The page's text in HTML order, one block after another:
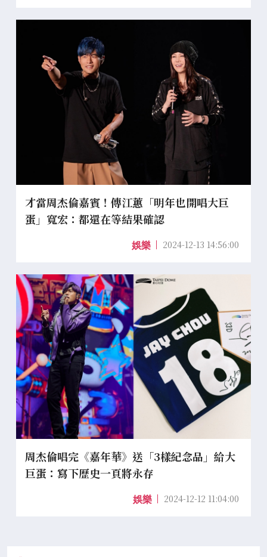
才當周杰倫嘉賓！傳江蕙「明年也開唱大巨
蛋」寬宏：都還在等結果確認
娛樂 2024-12-13 14:56:00
周杰倫唱完《嘉年華》送「3樣紀念品」給大
巨蛋：寫下歷史一頁將永存
娛樂 2024-12-12 11:04:00